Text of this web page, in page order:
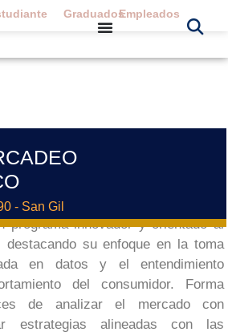
GraduadosEmpleados
- San Gil
Mercadeo Estratégico de Unisangil
programa innovador y orientado al
destacando su enfoque en la toma
en datos y el entendimiento
del consumidor. Forma
de analizar el mercado con
estrategias alineadas con las